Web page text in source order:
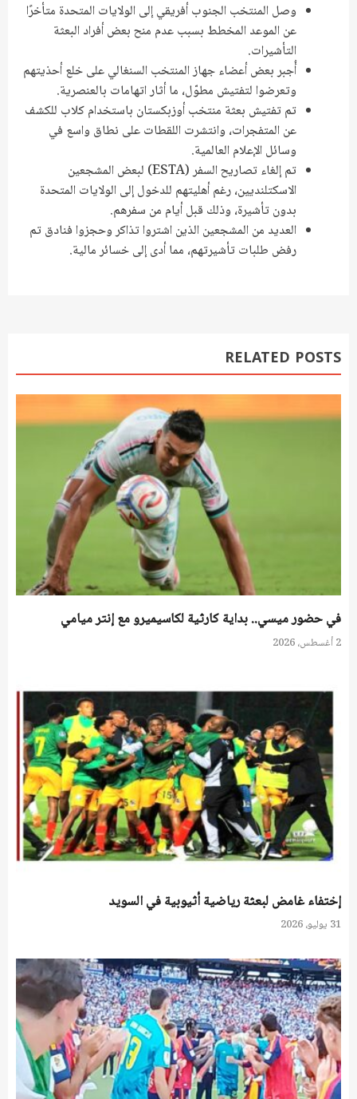
وصل المنتخب الجنوب أفريقي إلى الولايات المتحدة متأخرًا
عن الموعد المخطط بسبب عدم منح بعض أفراد البعثة
التأشيرات.
أُجبر بعض أعضاء جهاز المنتخب السنغالي على خلع أحذيتهم
وتعرضوا لتفتيش مطوّل، ما أثار اتهامات بالعنصرية.
تم تفتيش بعثة منتخب أوزبكستان باستخدام كلاب للكشف
عن المتفجرات، وانتشرت اللقطات على نطاق واسع في
وسائل الإعلام العالمية.
تم إلغاء تصاريح السفر (ESTA) لبعض المشجعين
الاسكتلنديين، رغم أهليتهم للدخول إلى الولايات المتحدة
بدون تأشيرة، وذلك قبل أيام من سفرهم.
العديد من المشجعين الذين اشتروا تذاكر وحجزوا فنادق تم
رفض طلبات تأشيرتهم، مما أدى إلى خسائر مالية.
RELATED POSTS
في حضور ميسي.. بداية كارثية لكاسيميرو مع إنتر ميامي
2 أغسطس، 2026
إختفاء غامض لبعثة رياضية أثيوبية في السويد
31 يوليو، 2026